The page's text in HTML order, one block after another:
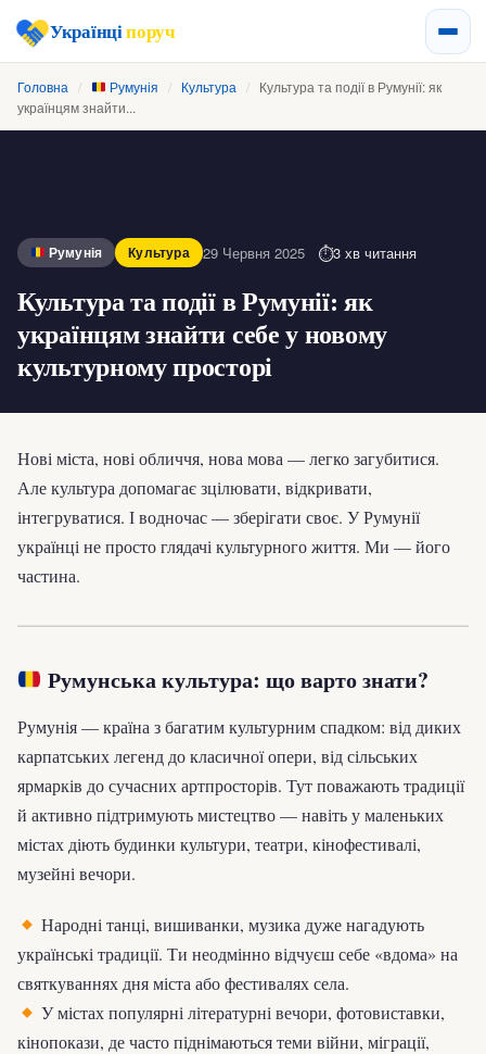
Українціпоруч
Головна / Румунія / Культура /
Культура та події в Румунії: як
українцям знайти...
Румунія Культура 29 Червня 2025 3 хв читання
Культура та події в Румунії: як
українцям знайти себе у новому
культурному просторі
Нові міста, нові обличчя, нова мова — легко загубитися.
Але культура допомагає зцілювати, відкривати,
інтегруватися. І водночас — зберігати своє. У Румунії
українці не просто глядачі культурного життя. Ми — його
частина.
Румунська культура: що варто знати?
Румунія — країна з багатим культурним спадком: від диких
карпатських легенд до класичної опери, від сільських
ярмарків до сучасних артпросторів. Тут поважають традиції
й активно підтримують мистецтво — навіть у маленьких
містах діють будинки культури, театри, кінофестивалі,
музейні вечори.
Народні танці, вишиванки, музика дуже нагадують
українські традиції. Ти неодмінно відчуєш себе «вдома» на
святкуваннях дня міста або фестивалях села.
У містах популярні літературні вечори, фотовиставки,
кінопокази, де часто піднімаються теми війни, міграції,